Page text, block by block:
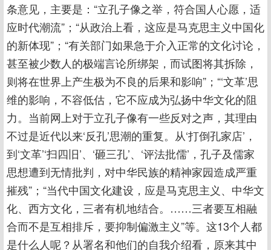
条意见，主要是：“立孔子像之举，符合国人心愿，适
应时代潮流”；“从政治上看，这应是马克思主义中国化
的新体现”；“有关部门如果急于介入正常的文化讨论，
甚至被少数人的极端言论所绑架，而试图将其拆除，
则将在世界上产生极为不良的后果和影响”；“‘文革’思
维的影响，不容低估，它不应成为弘扬中华文化的阻
力。当前网上对于立孔子像有一些反对之声，其理由
不过是近代以来‘反孔’思潮的重复。从‘打倒孔家店’，
到‘文革’‘扫四旧’、‘砸三孔’、‘评法批儒’，孔子及儒家
思想遭到无情批判，对中华民族的精神家园造成严重
摧残”；“当代中国文化建设，应是马克思主义、中华文
化、西方文化，三者有机地结合。……三者要互相融
合而不是互相排斥，要抑制偏激主义”等。这13个人都
是什么人呢？从署名和他们的自我介绍看，原来其中